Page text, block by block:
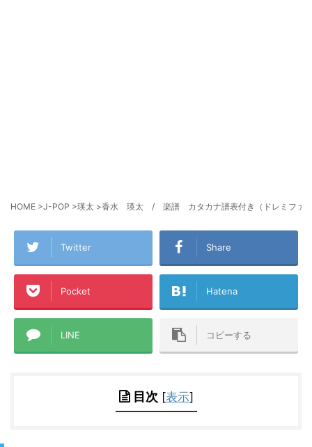
HOME >J-POP >瑛太 >香水 瑛太 / 楽譜 カタカナ譜表付き（ドレミファ表
Twitter Share
Pocket Hatena
LINE コピーする
目次 [表示]